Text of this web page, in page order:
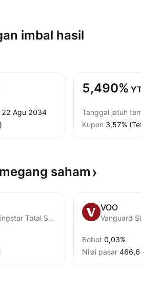
imbal hasil
22 Agu 2034
5,490%
Tanggal jatuh
Kupon 3,57%
saham
Vanguard Morningstar Total Stock Market ETF
VOO
Vanguard
Bobot 0,03%
Nilai pasar